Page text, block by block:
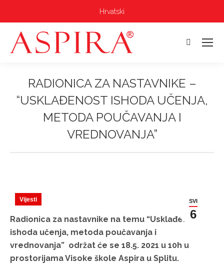
Hrvatski
Pretraga:
RADIONICA ZA NASTAVNIKE –
“USKLAĐENOST ISHODA UČENJA,
METODA POUČAVANJA I
VREDNOVANJA”
SVI
6
Vijesti
Radionica za nastavnike na temu “Usklađenost
ishoda učenja, metoda poučavanja i
vrednovanja” održat će se 18.5. 2021 u 10h u
prostorijama Visoke škole Aspira u Splitu.